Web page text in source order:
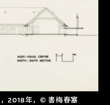
2018年，© 書梅春塞
二十一世纪视觉